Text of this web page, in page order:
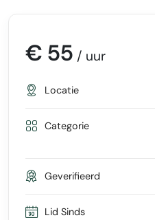
€ 55 / uur
Locatie
Categorie
Geverifieerd
Lid Sinds